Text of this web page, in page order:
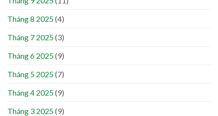
Tháng 8 2025(4)
Tháng 7 2025(3)
Tháng 6 2025(9)
Tháng 5 2025(7)
Tháng 4 2025(9)
Tháng 3 2025(9)